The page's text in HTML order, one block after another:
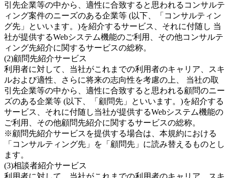
引先企業等の中から、適性に合致すると思われるコンサルテ
ィング案件のニーズのある企業等 (以下、「コンサルティン
グ先」といいます。)を紹介するサービス、それに付随し 当
社が提供するWebシステム機能のご利用、その他コンサルテ
ィング先紹介に関するサービスの総称。
(2)顧問先紹介サービス
利用者に対して、当社がこれまでの利用者のキャリア、スキ
ルおよび適性、さらに将来の志向性を考慮の上、 当社の取
引先企業等の中から、適性に合致すると思われる顧問のニー
ズのある企業等 (以下、「顧問先」といいます。)を紹介する
サービス、それに付随し当社が提供するWebシステム機能の
ご利用、その他顧問先紹介に関するサービスの総称。
※顧問先紹介サービスを提供する場合は、本規約における
「コンサルティング先」を「顧問先」に読み替えるものとし
ます。
(3)相談者紹介サービス
利用者に対して、当社がこれまでの利用者のキャリア、スキ